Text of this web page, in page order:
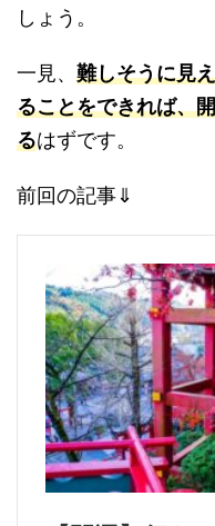
しょう。
一見、 難しそうに見
ることをできれば、
るはずです。
前回の記事⇓